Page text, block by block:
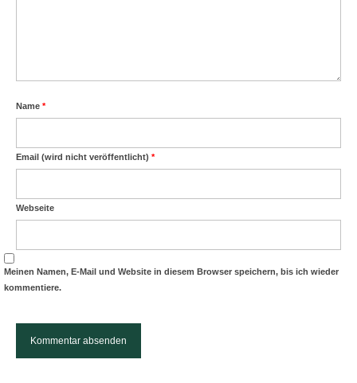
Name *
Email (wird nicht veröffentlicht) *
Webseite
Meinen Namen, E-Mail und Website in diesem Browser speichern, bis ich wieder
kommentiere.